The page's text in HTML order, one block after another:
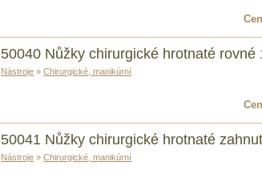
50040 Nůžky chirurgické hrotnaté rovné
Nástroje »Chirurgické, manikúrní
50041 Nůžky chirurgické hrotnaté
Nástroje »Chirurgické, manikúrní